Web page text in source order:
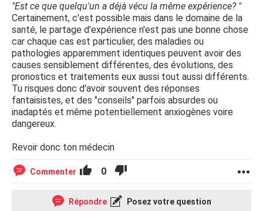
"Est ce que quelqu'un a déjà vécu la même expérience? "
Certainement, c'est possible mais dans le domaine de la
santé, le partage d'expérience n'est pas une bonne chose
car chaque cas est particulier, des maladies ou
pathologies apparemment identiques peuvent avoir des
causes sensiblement différentes, des évolutions, des
pronostics et traitements eux aussi tout aussi différents.
Tu risques donc d'avoir souvent des réponses
fantaisistes, et des "conseils" parfois absurdes ou
inadaptés et même potentiellement anxiogènes voire
dangereux.
Revoir donc ton médecin
Commenter 0
Répondre Posez votre question